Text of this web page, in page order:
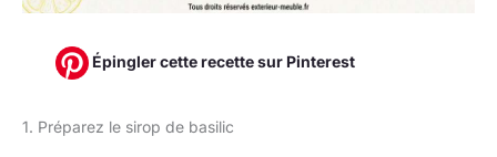
Épingler cette recette sur Pinterest
1. Préparez le sirop de basilic